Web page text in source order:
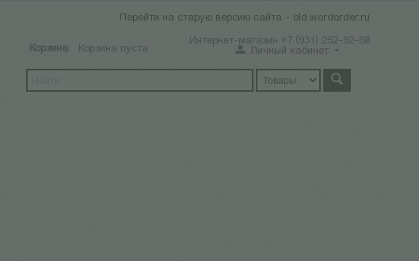
Перейти на старую версию сайта - old.wordorder.ru
Интернет-магазин +7 (931) 252-92-60
Корзина: Корзина пуста Личный кабинет